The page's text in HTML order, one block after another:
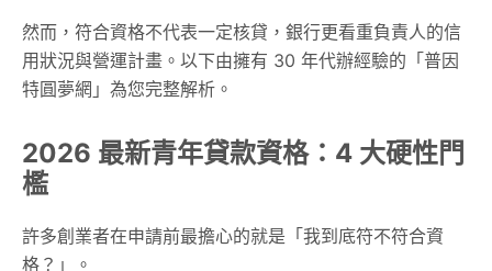
然而，符合資格不代表一定核貸，銀行更看重負責人的信
用狀況與營運計畫。以下由擁有 30 年代辦經驗的「普因
特圓夢網」為您完整解析。
2026 最新青年貸款資格：4 大硬性門
檻
許多創業者在申請前最擔心的就是「我到底符不符合資
格？」。